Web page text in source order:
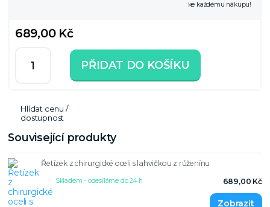
ke každému nákupu!
689,00 Kč
PŘIDAT DO KOŠÍKU
Hlídat cenu /
dostupnost
Související produkty
Řetízek z chirurgické oceli s lahvičkou z růženínu
689,00 Kč
Skladem - odesíláme do 24 h